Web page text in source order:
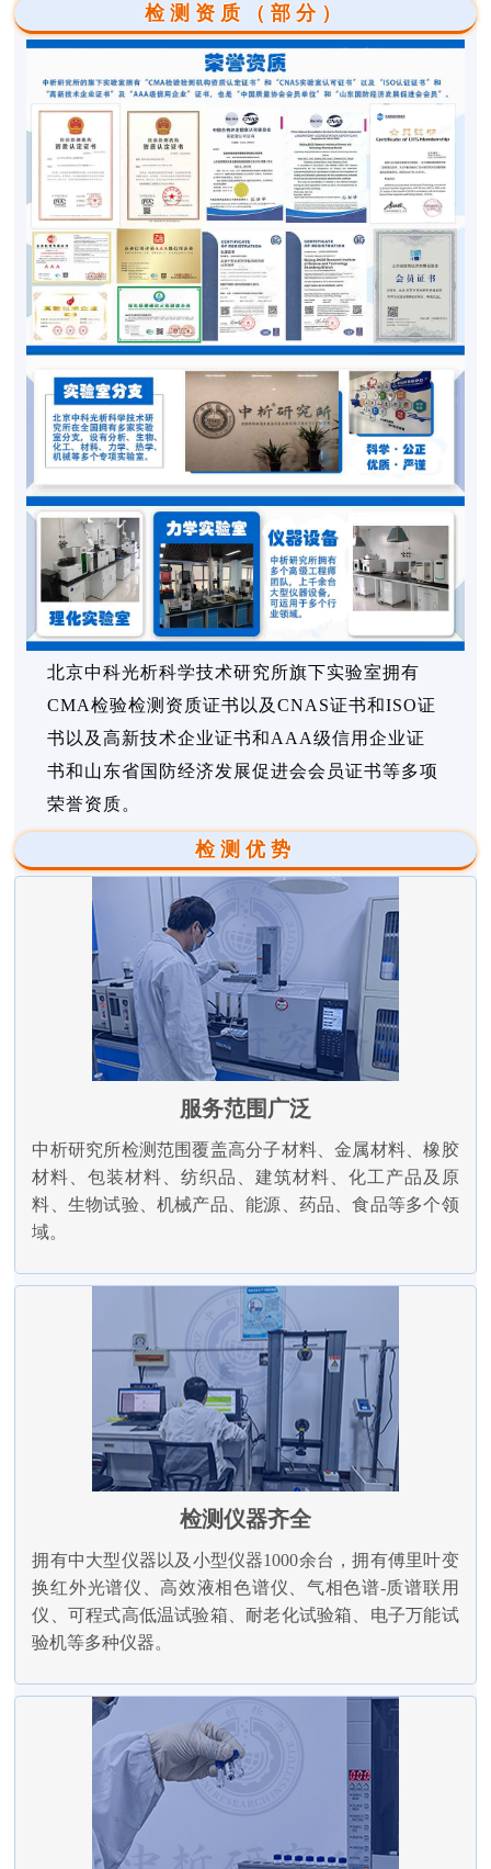
检测资质（部分）
北京中科光析科学技术研究所旗下实验室拥有
CMA检验检测资质证书以及CNAS证书和ISO证
书以及高新技术企业证书和AAA级信用企业证
书和山东省国防经济发展促进会会员证书等多项
荣誉资质。
检测优势
服务范围广泛
中析研究所检测范围覆盖高分子材料、金属材料、橡胶
材料、包装材料、纺织品、建筑材料、化工产品及原
料、生物试验、机械产品、能源、药品、食品等多个领
域。
检测仪器齐全
拥有中大型仪器以及小型仪器1000余台，拥有傅里叶变
换红外光谱仪、高效液相色谱仪、气相色谱-质谱联用
仪、可程式高低温试验箱、耐老化试验箱、电子万能试
验机等多种仪器。